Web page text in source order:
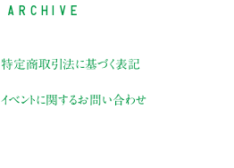
ARCHIVE
特定商取引法に基づく表記
イベントに関するお問い合わせ